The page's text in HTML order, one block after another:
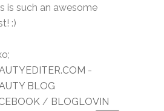
is such an awesome
:)
-
BLOG
/ BLOGLOVIN